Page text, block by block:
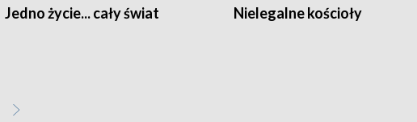
Jedno życie... cały świat Nielegalne kościoły